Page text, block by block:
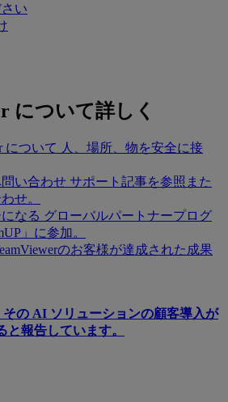
い
について詳しく
について 人、場所、物を安全に接
い合わせ サポート記事を参照また
せ。
なる グローバルパートナープログ
」に参加。
のお客様が達成された成果
その AI ソリューションの顧客導入が
と報告しています。